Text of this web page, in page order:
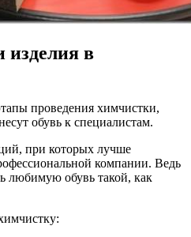
изделия в
проведения химчистки,
обувь к специалистам.
при которых лучше
компании. Ведь
любимую обувь такой, как